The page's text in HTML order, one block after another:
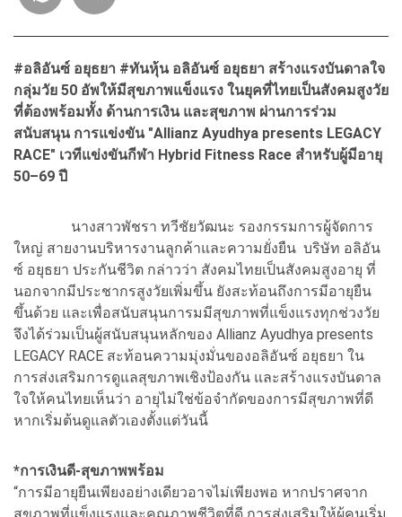
#อลิอันซ์ อยุธยา #ทันหุ้น อลิอันซ์ อยุธยา สร้างแรงบันดาลใจ
กลุ่มวัย 50 อัพให้มีสุขภาพแข็งแรง ในยุคที่ไทยเป็นสังคมสูงวัย
ที่ต้องพร้อมทั้ง ด้านการเงิน และสุขภาพ ผ่านการร่วม
สนับสนุน การแข่งขัน "Allianz Ayudhya presents LEGACY
RACE" เวทีแข่งขันกีฬา Hybrid Fitness Race สำหรับผู้มีอายุ
50–69 ปี
นางสาวพัชรา ทวีชัยวัฒนะ รองกรรมการผู้จัดการ
ใหญ่ สายงานบริหารงานลูกค้าและความยั่งยืน บริษัท อลิอัน
ซ์ อยุธยา ประกันชีวิต กล่าวว่า สังคมไทยเป็นสังคมสูงอายุ ที่
นอกจากมีประชากรสูงวัยเพิ่มขึ้น ยังสะท้อนถึงการมีอายุยืน
ขึ้นด้วย และเพื่อสนับสนุนการมมีสุขภาพที่แข็งแรงทุกช่วงวัย
จึงได้ร่วมเป็นผู้สนับสนุนหลักของ Allianz Ayudhya presents
LEGACY RACE สะท้อนความมุ่งมั่นของอลิอันซ์ อยุธยา ใน
การส่งเสริมการดูแลสุขภาพเชิงป้องกัน และสร้างแรงบันดาล
ใจให้คนไทยเห็นว่า อายุไม่ใช่ข้อจำกัดของการมีสุขภาพที่ดี
หากเริ่มต้นดูแลตัวเองตั้งแต่วันนี้
*การเงินดี-สุขภาพพร้อม
“การมีอายุยืนเพียงอย่างเดียวอาจไม่เพียงพอ หากปราศจาก